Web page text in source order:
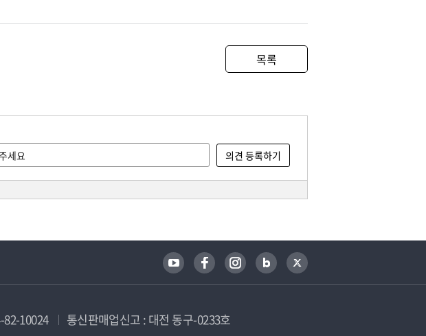
목록
82-10024
통신판매업신고 : 대전 동구-0233호